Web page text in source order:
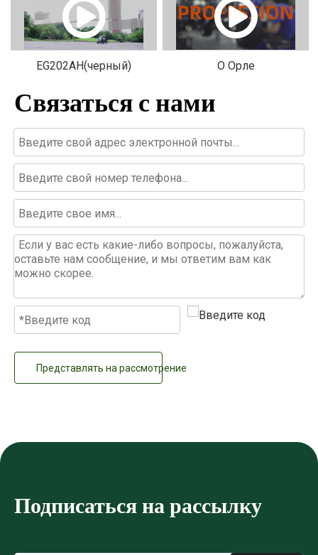
EG202AH(черный) О Орле
Связаться с нами
Представлять на рассмотрение
Подписаться на рассылку